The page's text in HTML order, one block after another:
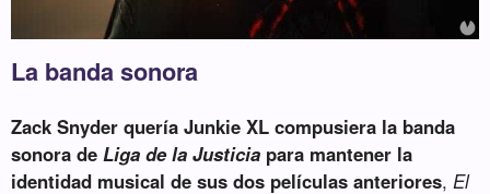
La banda sonora
Zack Snyder quería Junkie XL compusiera la banda
sonora de Liga de la Justicia para mantener la
identidad musical de sus dos películas anteriores,El